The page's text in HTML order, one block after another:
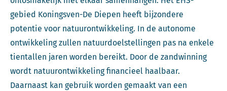
gebied Koningsven-De Diepen heeft bijzondere
potentie voor natuurontwikkeling. In de autonome
ontwikkeling zullen natuurdoelstellingen pas na enkele
tientallen jaren worden bereikt. Door de zandwinning
wordt natuurontwikkeling financieel haalbaar.
Daarnaast kan gebruik worden gemaakt van een